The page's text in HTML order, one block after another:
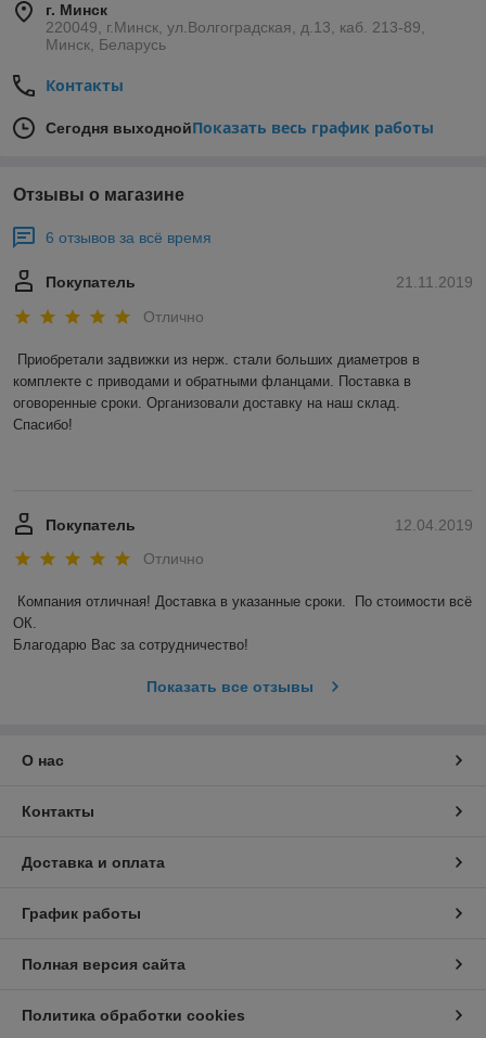
г. Минск
220049, г.Минск, ул.Волгоградская, д.13, каб. 213-89,
Минск, Беларусь
Контакты
Сегодня выходнойПоказать весь график работы
Отзывы о магазине
6 отзывов за всё время
21.11.2019
Покупатель
Отлично
Приобретали задвижки из нерж. стали больших диаметров в
комплекте с приводами и обратными фланцами. Поставка в
оговоренные сроки. Организовали доставку на наш склад.
Спасибо!
12.04.2019
Покупатель
Отлично
Компания отличная! Доставка в указанные сроки.  По стоимости всё
ОК.
Благодарю Вас за сотрудничество!
Показать все отзывы
О нас
Контакты
Доставка и оплата
График работы
Полная версия сайта
Политика обработки cookies